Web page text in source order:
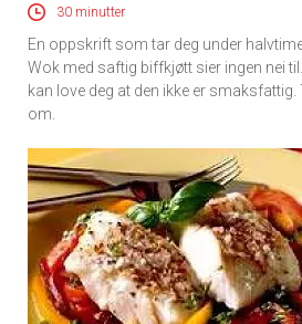
30 minutter
En oppskrift som tar deg under
Wok med saftig biffkjøtt sier ingen nei
kan love deg at den ikke er smaksfattig.
om.